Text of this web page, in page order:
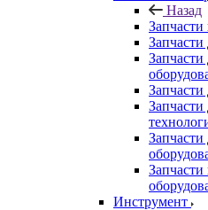
Назад
Запчасти
Запчасти
Запчасти
Запчасти
Запчасти
Инструмент